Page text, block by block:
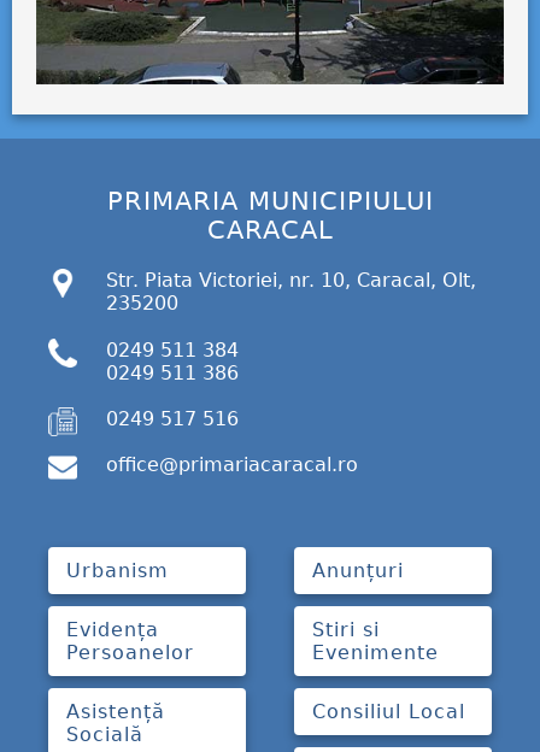
PRIMARIA MUNICIPIULUI
CARACAL
Str. Piata Victoriei, nr. 10, Caracal, Olt,
235200
0249 511 384
0249 511 386
0249 517 516
office@primariacaracal.ro
Urbanism
Evidența
Persoanelor
Asistență
Socială
Anunțuri
Stiri si
Evenimente
Consiliul Local